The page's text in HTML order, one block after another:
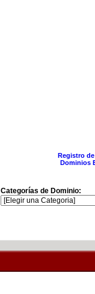
Registro
Dominios
Categorías de Dominio: